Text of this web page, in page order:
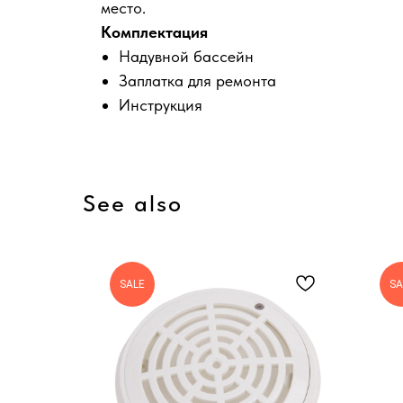
место.
Комплектация
Надувной бассейн
Заплатка для ремонта
Инструкция
See also
SALE